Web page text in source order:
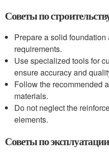
Советы по
Prepare a solid
requirements.
Use specialized tools for
ensure accuracy and
Follow the recommended
materials.
Do not neglect the
elements.
Советы по эксплуатации